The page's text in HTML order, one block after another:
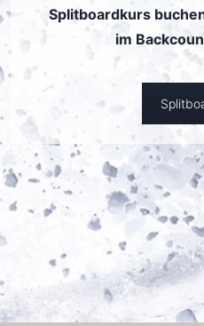
Splitboardkurs
im